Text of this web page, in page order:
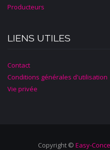
Producteurs
LIENS UTILES
Contact
Conditions générales d'utilisation
Vie privée
Copyright © Easy-